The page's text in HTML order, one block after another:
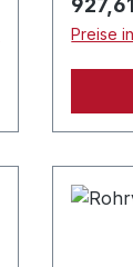
Preise